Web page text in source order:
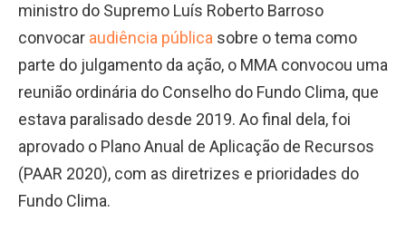
ministro do Supremo Luís Roberto Barroso
convocar audiência pública sobre o tema como
parte do julgamento da ação, o MMA convocou uma
reunião ordinária do Conselho do Fundo Clima, que
estava paralisado desde 2019. Ao final dela, foi
aprovado o Plano Anual de Aplicação de Recursos
(PAAR 2020), com as diretrizes e prioridades do
Fundo Clima.